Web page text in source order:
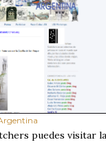
puedes visitar